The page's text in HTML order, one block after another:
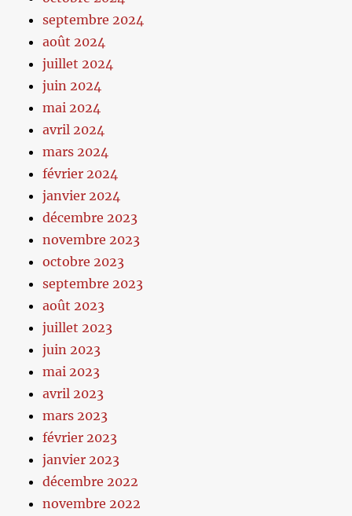
septembre 2024
août 2024
juillet 2024
juin 2024
mai 2024
avril 2024
mars 2024
février 2024
janvier 2024
décembre 2023
novembre 2023
octobre 2023
septembre 2023
août 2023
juillet 2023
juin 2023
mai 2023
avril 2023
mars 2023
février 2023
janvier 2023
décembre 2022
novembre 2022